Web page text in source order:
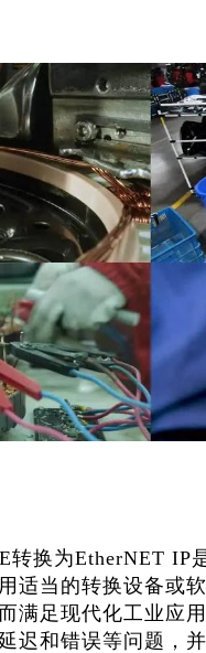
转换为EtherNET IP
适当的转换设备或
满足现代化工业应
迟和错误等问题，